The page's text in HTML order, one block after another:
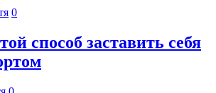
0
способ заставить себя